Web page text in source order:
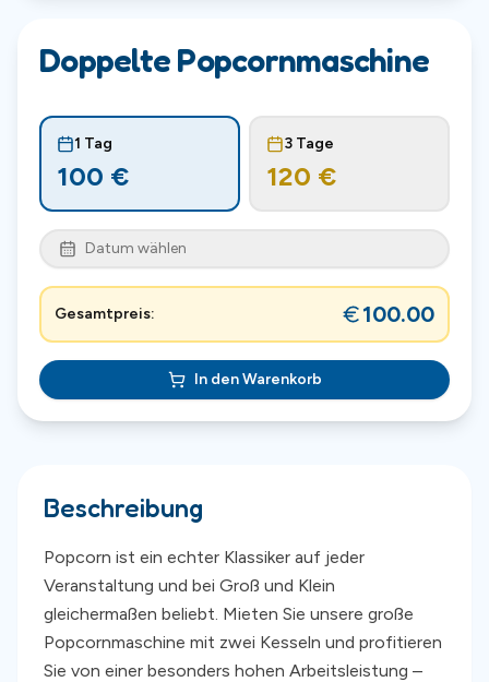
Doppelte Popcornmaschine
1 Tag
100 €
3 Tage
120 €
Datum wählen
Gesamtpreis: 100.00
In den Warenkorb
Beschreibung
Popcorn ist ein echter Klassiker auf jeder
Veranstaltung und bei Groß und Klein
gleichermaßen beliebt. Mieten Sie unsere große
Popcornmaschine mit zwei Kesseln und profitieren
Sie von einer besonders hohen Arbeitsleistung –